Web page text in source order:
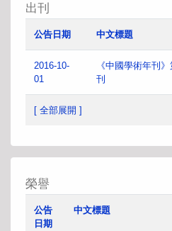
出刊
公告日期 中文標題
2016-10-
01
《中國學術年刊
刊
[ 全部展開 ]
榮譽
公告
日期
中文標題